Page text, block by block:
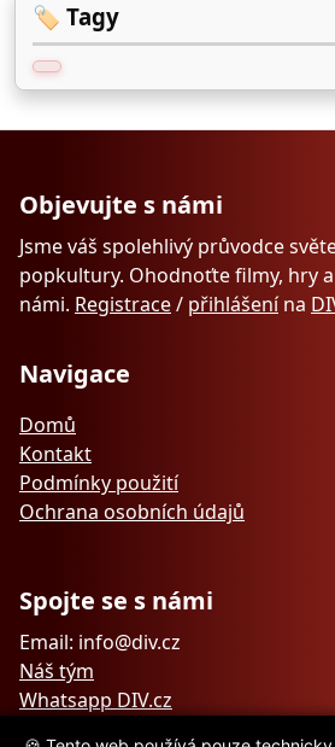
🏷️ Tagy
Objevujte s námi
Jsme váš spolehlivý průvodce
popkultury. Ohodnoťte filmy, hry
námi. Registrace/ přihlášenína
Navigace
Domů
Kontakt
Podmínky použití
Ochrana osobních údajů
Spojte se s námi
Email: info@div.cz
Náš tým
Whatsapp DIV.cz